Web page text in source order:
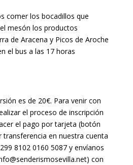
comer los bocadillos que
mesón los productos
de Aracena y Picos de Aroche
el bus a las 17 horas
es de 20€. Para venir con
el proceso de inscripción
el pago por tarjeta (botón
en nuestra cuenta
8102 0160 5087 y envíanos
con